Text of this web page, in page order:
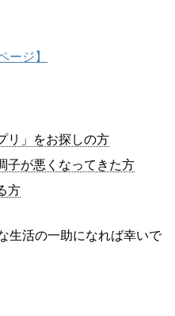
ージ】
リ」をお探しの方
子が悪くなってきた方
方
生活の一助になれば幸いで